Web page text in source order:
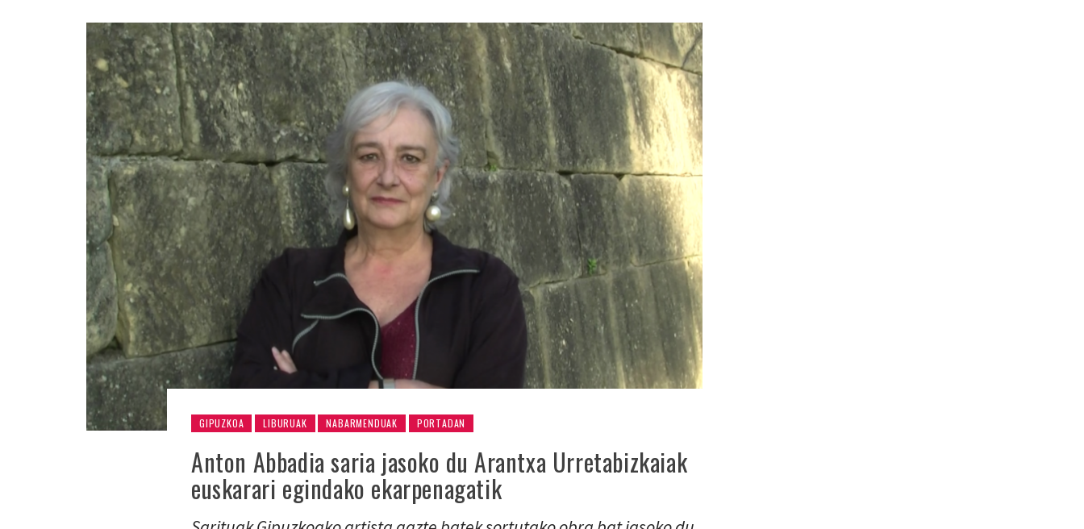
GIPUZKOA LIBURUAK NABARMENDUAK PORTADAN
Anton Abbadia saria jasoko du Arantxa Urretabizkaiak
euskarari egindako ekarpenagatik